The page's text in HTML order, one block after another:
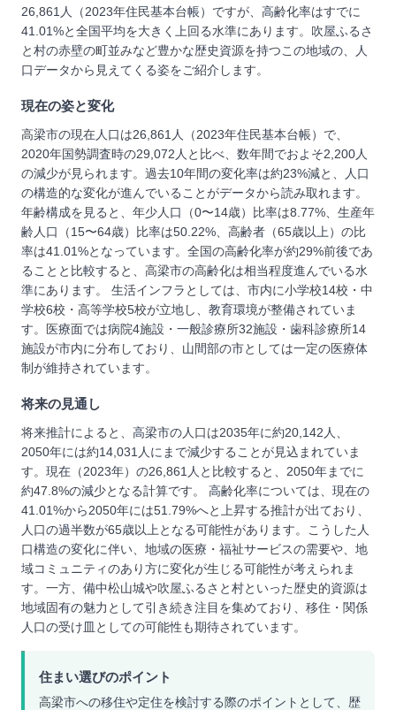
26,861人（2023年住民基本台帳）ですが、高齢化率はすでに
41.01%と全国平均を大きく上回る水準にあります。吹屋ふるさ
と村の赤壁の町並みなど豊かな歴史資源を持つこの地域の、人
口データから見えてくる姿をご紹介します。
現在の姿と変化
高梁市の現在人口は26,861人（2023年住民基本台帳）で、
2020年国勢調査時の29,072人と比べ、数年間でおよそ2,200人
の減少が見られます。過去10年間の変化率は約23%減と、人口
の構造的な変化が進んでいることがデータから読み取れます。
年齢構成を見ると、年少人口（0〜14歳）比率は8.77%、生産年
齢人口（15〜64歳）比率は50.22%、高齢者（65歳以上）の比
率は41.01%となっています。全国の高齢化率が約29%前後であ
ることと比較すると、高梁市の高齢化は相当程度進んでいる水
準にあります。 生活インフラとしては、市内に小学校14校・中
学校6校・高等学校5校が立地し、教育環境が整備されていま
す。医療面では病院4施設・一般診療所32施設・歯科診療所14
施設が市内に分布しており、山間部の市としては一定の医療体
制が維持されています。
将来の見通し
将来推計によると、高梁市の人口は2035年に約20,142人、
2050年には約14,031人にまで減少することが見込まれていま
す。現在（2023年）の26,861人と比較すると、2050年までに
約47.8%の減少となる計算です。 高齢化率については、現在の
41.01%から2050年には51.79%へと上昇する推計が出ており、
人口の過半数が65歳以上となる可能性があります。こうした人
口構造の変化に伴い、地域の医療・福祉サービスの需要や、地
域コミュニティのあり方に変化が生じる可能性が考えられま
す。一方、備中松山城や吹屋ふるさと村といった歴史的資源は
地域固有の魅力として引き続き注目を集めており、移住・関係
人口の受け皿としての可能性も期待されています。
住まい選びのポイント
高梁市への移住や定住を検討する際のポイントとして、歴